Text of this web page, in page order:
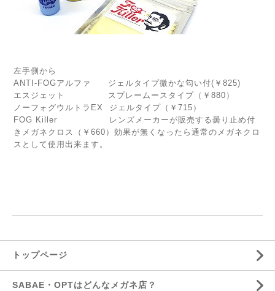
左手側から
ANTI-FOGアルファ ジェルタイプ微かな匂い付(￥825)
エスジェット スプレームースタイプ（￥880）
ノーフォグウルトラEX ジェルタイプ（￥715）
FOG Killer レンズメーカーが販売する曇り止め付
きメガネクロス（￥660）効果が無くなったら通常のメガネクロ
スとして使用出来ます。
トップページ
SABAE・OPTはどんなメガネ店？